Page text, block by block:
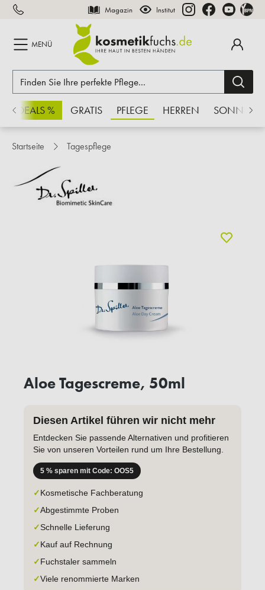
springen Magazin Institut
MENÜ
% GRATIS PFLEGE HERREN SONNE
Startseite Tagespflege
Aloe Tagescreme, 50ml
Diesen Artikel führen wir nicht mehr
Entdecken Sie passende Alternativen und profitieren
Sie von unseren Vorteilen rund um Ihre Bestellung.
5 % sparen mit Code: OOS5
✓Kosmetische Fachberatung
✓Abgestimmte Proben
✓Schnelle Lieferung
✓Kauf auf Rechnung
✓Fuchstaler sammeln
✓Viele renommierte Marken